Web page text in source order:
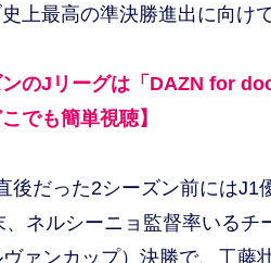
上最高の準決勝進出に向け
ンのJリーグは「DAZN for
でも簡単視聴】
だった2シーズン前にはJ1
、ネルシーニョ監督率いる
ヴァンカップ）決勝で、工